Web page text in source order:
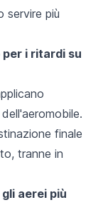
servire più
i ritardi su
finale
tranne in
aerei più